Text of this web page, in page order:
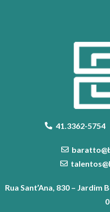
41.3362-5754
Rua Sant’Ana, 830 – Jardim